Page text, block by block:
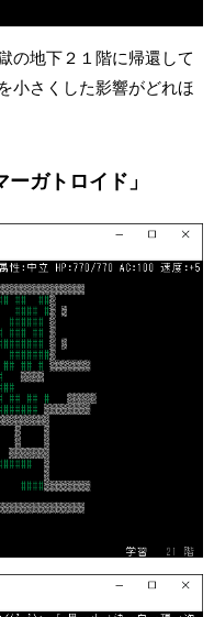
の地下２１階に帰還して
小さくした影響がどれほ
ガトロイド」